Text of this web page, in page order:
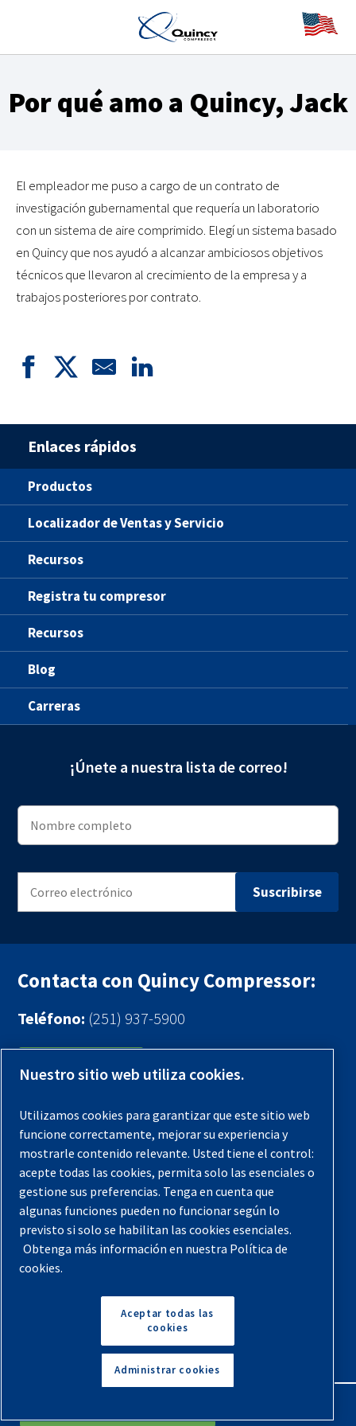
Por qué amo a Quincy, Jack
El empleador me puso a cargo de un contrato de
investigación gubernamental que requería un laboratorio
con un sistema de aire comprimido. Elegí un sistema basado
en Quincy que nos ayudó a alcanzar ambiciosos objetivos
técnicos que llevaron al crecimiento de la empresa y a
trabajos posteriores por contrato.
Enlaces rápidos
Productos
Localizador de Ventas y Servicio
Recursos
Registra tu compresor
Recursos
Blog
Carreras
¡Únete a nuestra lista de correo!
Contacta con Quincy Compressor:
Teléfono: (251) 937-5900
Contáctenos
Registra tu compresor
Aviso legal
Garantías
Política de privacidad
Términos y Condiciones
Mapa del sitio
© 2026 Quincy Compressor. Todos los derechos
Volver arriba
Nuestro sitio web utiliza cookies.
Utilizamos cookies para garantizar que este sitio web
funcione correctamente, mejorar su experiencia y
mostrarle contenido relevante. Usted tiene el control:
acepte todas las cookies, permita solo las esenciales o
gestione sus preferencias. Tenga en cuenta que
algunas funciones pueden no funcionar según lo
previsto si solo se habilitan las cookies esenciales.
Obtenga más información en nuestra Política de
cookies.
Aceptar todas las
cookies
Administrar cookies